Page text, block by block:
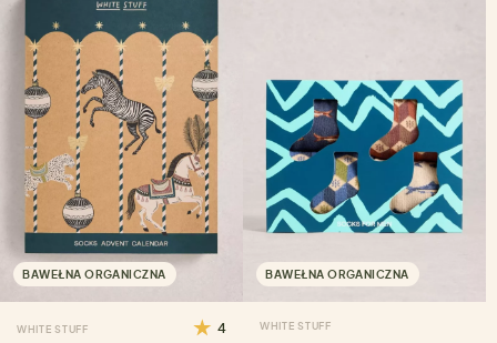
BAWEŁNA ORGANICZNA
WHITE STUFF 4
BAWEŁNA ORGANICZNA
WHITE STUFF